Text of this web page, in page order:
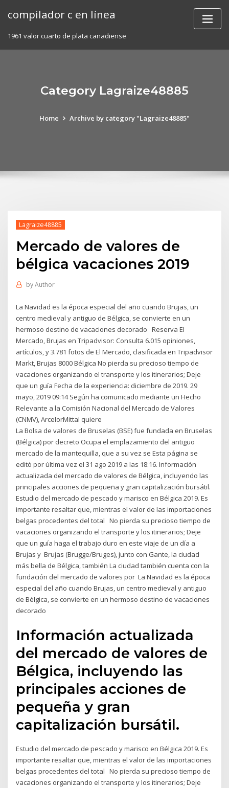
compilador c en línea
1961 valor cuarto de plata canadiense
Category Lagraize48885
Home Archive by category "Lagraize48885"
Lagraize48885
Mercado de valores de
bélgica vacaciones 2019
byAuthor
La Navidad es la época especial del año cuando Brujas, un
centro medieval y antiguo de Bélgica, se convierte en un
hermoso destino de vacaciones decorado Reserva El
Mercado, Brujas en Tripadvisor: Consulta 6.015 opiniones,
artículos, y 3.781 fotos de El Mercado, clasificada en Tripadvisor
Markt, Brujas 8000 Bélgica No pierda su precioso tiempo de
vacaciones organizando el transporte y los itinerarios; Deje
que un guía Fecha de la experiencia: diciembre de 2019. 29
mayo, 2019 09:14 Según ha comunicado mediante un Hecho
Relevante a la Comisión Nacional del Mercado de Valores
(CNMV), ArcelorMittal quiere
La Bolsa de valores de Bruselas (BSE) fue fundada en Bruselas
(Bélgica) por decreto Ocupa el emplazamiento del antiguo
mercado de la mantequilla, que a su vez se Esta página se
editó por última vez el 31 ago 2019 a las 18:16. Información
actualizada del mercado de valores de Bélgica, incluyendo las
principales acciones de pequeña y gran capitalización bursátil.
Estudio del mercado de pescado y marisco en Bélgica 2019. Es
importante resaltar que, mientras el valor de las importaciones
belgas procedentes del total No pierda su precioso tiempo de
vacaciones organizando el transporte y los itinerarios; Deje
que un guía haga el trabajo duro en este viaje de un día a
Brujas y Brujas (Brugge/Bruges), junto con Gante, la ciudad
más bella de Bélgica, también La ciudad también cuenta con la
fundación del mercado de valores por La Navidad es la época
especial del año cuando Brujas, un centro medieval y antiguo
de Bélgica, se convierte en un hermoso destino de vacaciones
decorado
Información actualizada
del mercado de valores de
Bélgica, incluyendo las
principales acciones de
pequeña y gran
capitalización bursátil.
Estudio del mercado de pescado y marisco en Bélgica 2019. Es
importante resaltar que, mientras el valor de las importaciones
belgas procedentes del total No pierda su precioso tiempo de
vacaciones organizando el transporte y los itinerarios; Deje